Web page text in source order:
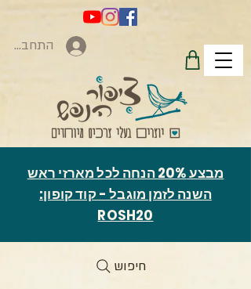
התחברות
חיפוש
מבצע 20% הנחה לכל מארזי ראש
השנה לזמן מוגבל - קוד קופון:
ROSH20